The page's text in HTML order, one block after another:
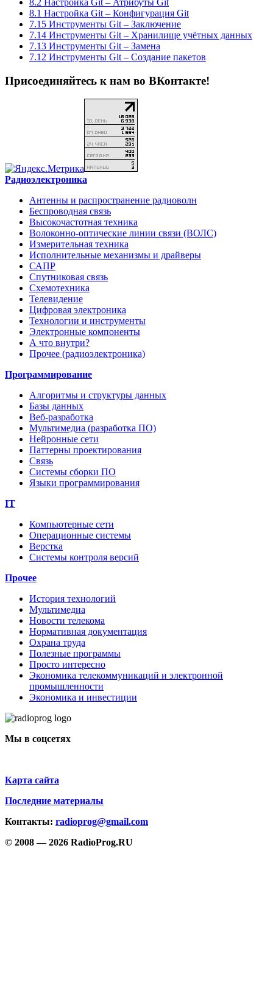
8.1 Настройка Git – Конфигурация Git
7.15 Инструменты Git – Заключение
7.14 Инструменты Git – Хранилище учётных данных
7.13 Инструменты Git – Замена
7.12 Инструменты Git – Создание пакетов
Присоединяйтесь к нам во ВКонтакте!
Радиоэлектроника
Антенны и распространение радиоволн
Беспроводная связь
Высокочастотная техника
Волоконно-оптические линии связи (ВОЛС)
Измерительная техника
Исполнительные механизмы и драйверы
САПР
Спутниковая связь
Схемотехника
Телевидение
Цифровая электроника
Технологии и инструменты
Электронные компоненты
А что внутри?
Прочее (радиоэлектроника)
Программирование
Алгоритмы и структуры данных
Базы данных
Веб-разработка
Мультимедиа (разработка ПО)
Нейронные сети
Паттерны проектирования
Связь
Системы сборки ПО
Языки программирования
IT
Компьютерные сети
Операционные системы
Верстка
Системы контроля версий
Прочее
История технологий
Мультимедиа
Новости телекома
Нормативная документация
Охрана труда
Полезные программы
Просто интересно
Экономика телекоммуникаций и электронной
промышленности
Экономика и инвестиции
Мы в соцсетях
Карта сайта
Последние материалы
Контакты: radioprog@gmail.com
© 2008 — 2026 RadioProg.RU